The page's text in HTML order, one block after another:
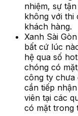
nhiệm, sự
không với thi
khách hàng.
Xanh Sài
bất cứ lúc
hệ qua số
chóng có
công ty chưa
cần tiếp
viên tại các
có mặt trong